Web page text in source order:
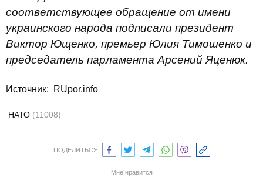
соответствующее обращение от имени
украинского народа подписали президент
Виктор Ющенко, премьер Юлия Тимошенко и
председатель парламента Арсений Яценюк.
Источник: RUpor.info
НАТО (11008)
ПОДЕЛИТЬСЯ:
Мне нравится